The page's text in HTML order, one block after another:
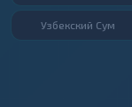
Узбекский Сум